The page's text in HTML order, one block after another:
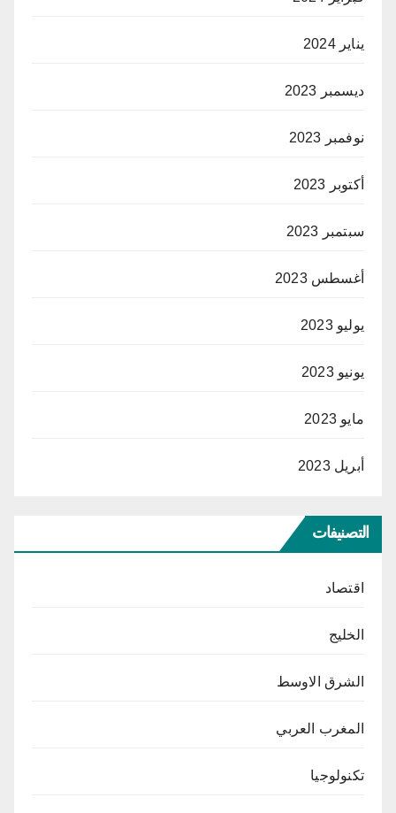
يناير 2024
ديسمبر 2023
نوفمبر 2023
أكتوبر 2023
سبتمبر 2023
أغسطس 2023
يوليو 2023
يونيو 2023
مايو 2023
أبريل 2023
التصنيفات
اقتصاد
الخليج
الشرق الاوسط
المغرب العربي
تكنولوجيا